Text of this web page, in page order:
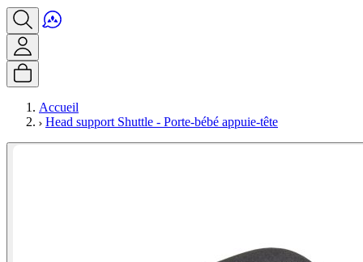
Accueil
Head support Shuttle - Porte-bébé appuie-tête